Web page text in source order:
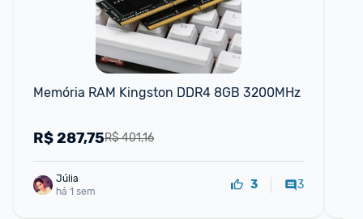
Memória RAM Kingston DDR4 8GB 3200MHz
R$ 401,16
R$287,75
Júlia
há 1 sem
3 3